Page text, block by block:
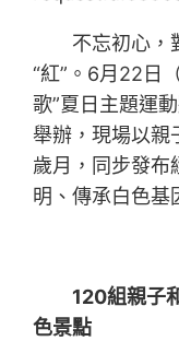
不忘初心，對
“紅”。6月22日
歌”夏日主題運
舉辦，現場以親
歲月，同步發布
明、傳承白色基
120組親子
色景點